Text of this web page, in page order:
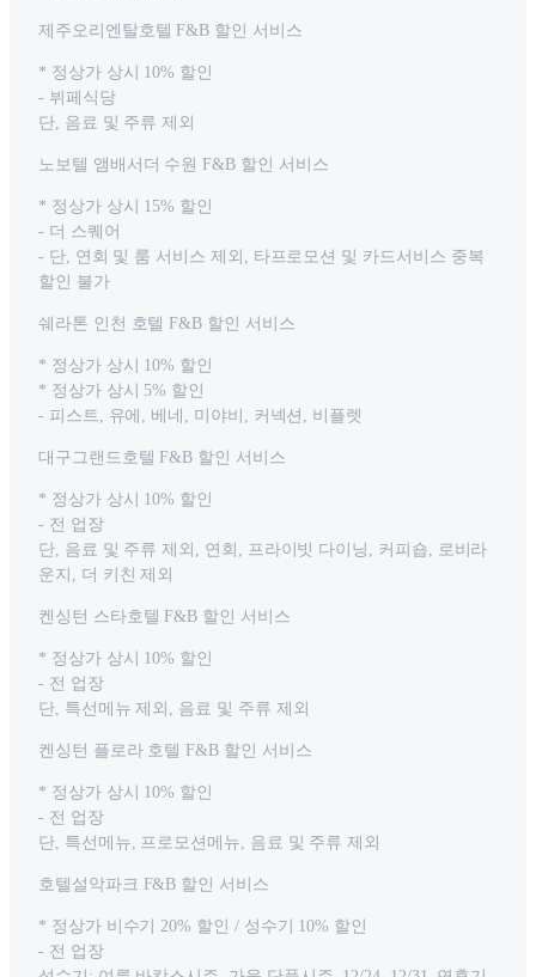
제주오리엔탈호텔 F&B 할인 서비스
* 정상가 상시 10% 할인
- 뷔페식당
단, 음료 및 주류 제외
노보텔 앰배서더 수원 F&B 할인 서비스
* 정상가 상시 15% 할인
- 더 스퀘어
- 단, 연회 및 룸 서비스 제외, 타프로모션 및 카드서비스 중복
할인 불가
쉐라톤 인천 호텔 F&B 할인 서비스
* 정상가 상시 10% 할인
* 정상가 상시 5% 할인
- 피스트, 유에, 베네, 미야비, 커넥션, 비플렛
대구그랜드호텔 F&B 할인 서비스
* 정상가 상시 10% 할인
- 전 업장
단, 음료 및 주류 제외, 연회, 프라이빗 다이닝, 커피숍, 로비라
운지, 더 키친 제외
켄싱턴 스타호텔 F&B 할인 서비스
* 정상가 상시 10% 할인
- 전 업장
단, 특선메뉴 제외, 음료 및 주류 제외
켄싱턴 플로라 호텔 F&B 할인 서비스
* 정상가 상시 10% 할인
- 전 업장
단, 특선메뉴, 프로모션메뉴, 음료 및 주류 제외
호텔설악파크 F&B 할인 서비스
* 정상가 비수기 20% 할인 / 성수기 10% 할인
- 전 업장